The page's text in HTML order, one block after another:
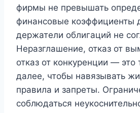
фирмы не превышать
финансовые коэффициенты
держатели облигаций не
Неразглашение, отказ от
отказ от конкуренции — это
далее, чтобы навязывать
правила и запреты.
соблюдаться